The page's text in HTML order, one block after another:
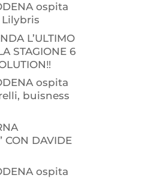
ospita
Lilybris
L’ULTIMO
STAGIONE 6
ospita
buisness
CON DAVIDE
ospita